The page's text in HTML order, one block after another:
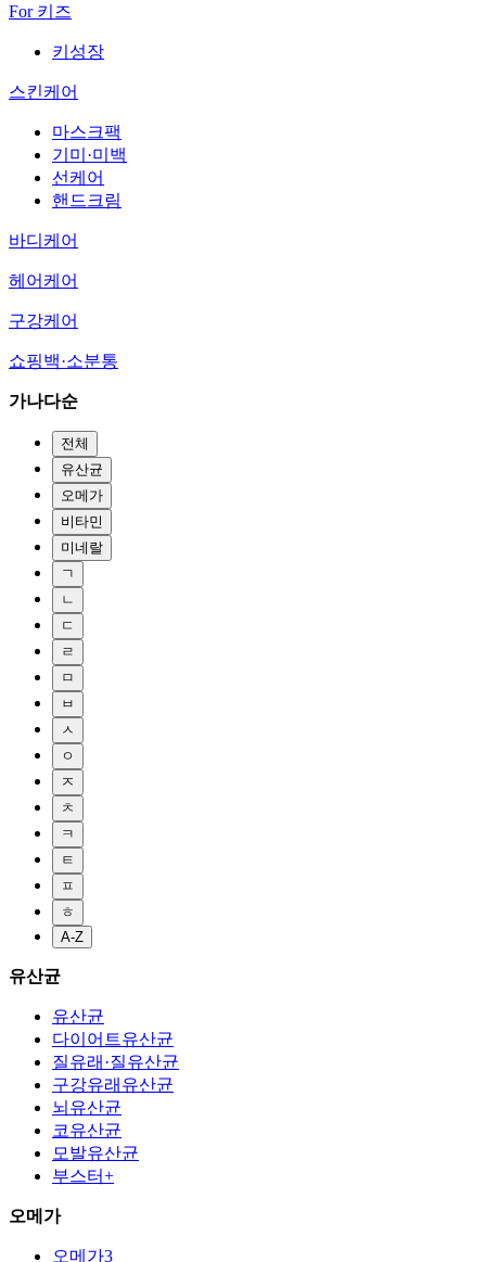
For 키즈
키성장
스킨케어
마스크팩
기미·미백
선케어
핸드크림
바디케어
헤어케어
구강케어
쇼핑백·소분통
가나다순
전체
유산균
오메가
비타민
미네랄
ㄱ
ㄴ
ㄷ
ㄹ
ㅁ
ㅂ
ㅅ
ㅇ
ㅈ
ㅊ
ㅋ
ㅌ
ㅍ
ㅎ
A-Z
유산균
유산균
다이어트유산균
질유래·질유산균
구강유래유산균
뇌유산균
코유산균
모발유산균
부스터+
오메가
오메가3